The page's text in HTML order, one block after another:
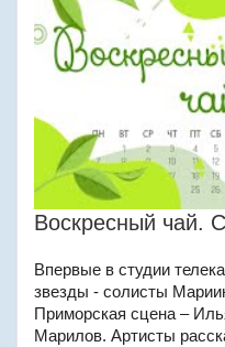
Воскресный чай.
Впервые в студии
звезды - солисты
Приморская сцена –
Марилов. Артисты